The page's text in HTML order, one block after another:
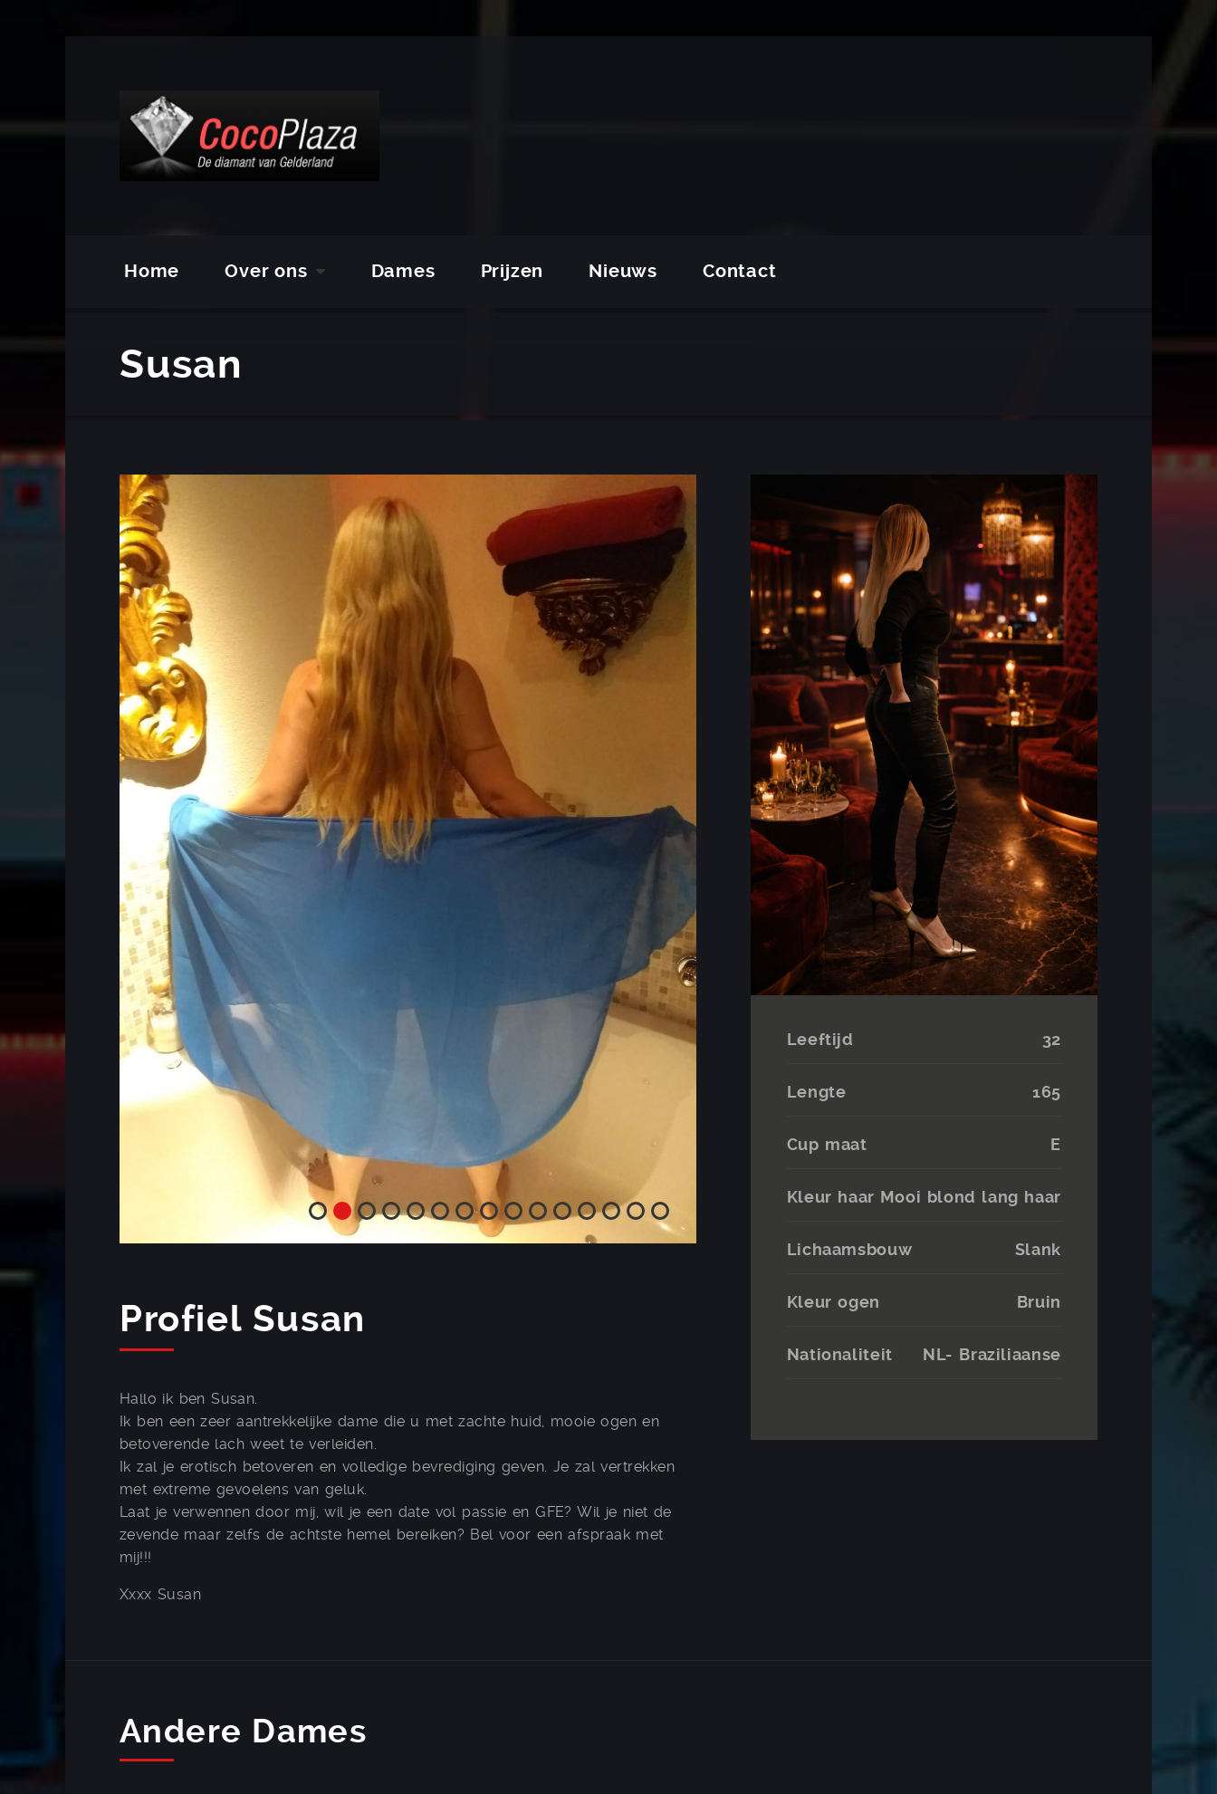
Home Over ons Dames Prijzen Nieuws Contact
Susan
Profiel Susan
Hallo ik ben Susan.
Ik ben een zeer aantrekkelijke dame die u met zachte huid, mooie ogen en
betoverende lach weet te verleiden.
Ik zal je erotisch betoveren en volledige bevrediging geven. Je zal vertrekken
met extreme gevoelens van geluk.
Laat je verwennen door mij, wil je een date vol passie en GFE? Wil je niet de
zevende maar zelfs de achtste hemel bereiken? Bel voor een afspraak met
mij!!!
Xxxx Susan
Leeftijd 32
Lengte 165
Cup maat E
Kleur haar Mooi blond lang haar
Lichaamsbouw Slank
Kleur ogen Bruin
Nationaliteit NL- Braziliaanse
Andere Dames